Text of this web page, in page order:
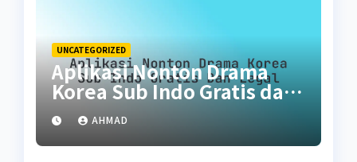
UNCATEGORIZED
Aplikasi Nonton Drama
Korea Sub Indo Gratis dan
LegalAHMAD